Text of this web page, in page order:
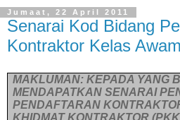
Jumaat, 22 April 2011
Senarai Kod Bidang
Kontraktor Kelas
MAKLUMAN: KEPADA YANG
MENDAPATKAN SENARAI
PENDAFTARAN